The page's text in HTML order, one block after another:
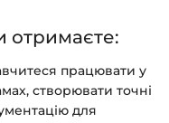
отримаєте:
працювати у
створювати точні
для